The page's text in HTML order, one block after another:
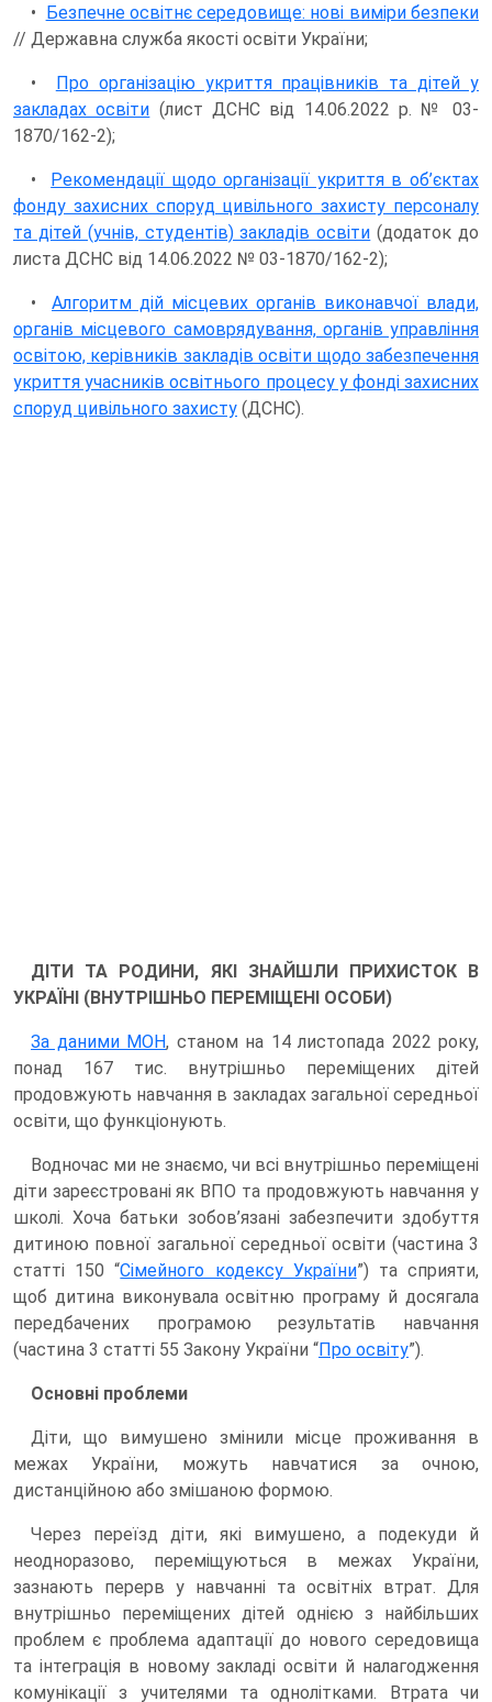
• Безпечне освітнє середовище: нові виміри безпеки
// Державна служба якості освіти України;
• Про організацію укриття працівників та дітей у
закладах освіти (лист ДСНС від 14.06.2022 р. № 03-
1870/162-2);
• Рекомендації щодо організації укриття в об’єктах
фонду захисних споруд цивільного захисту персоналу
та дітей (учнів, студентів) закладів освіти (додаток до
листа ДСНС від 14.06.2022 № 03-1870/162-2);
• Алгоритм дій місцевих органів виконавчої влади,
органів місцевого самоврядування, органів управління
освітою, керівників закладів освіти щодо забезпечення
укриття учасників освітнього процесу у фонді захисних
споруд цивільного захисту (ДСНС).
ДІТИ ТА РОДИНИ, ЯКІ ЗНАЙШЛИ ПРИХИСТОК В
УКРАЇНІ (ВНУТРІШНЬО ПЕРЕМІЩЕНІ ОСОБИ)
За даними МОН, станом на 14 листопада 2022 року,
понад 167 тис. внутрішньо переміщених дітей
продовжують навчання в закладах загальної середньої
освіти, що функціонують.
Водночас ми не знаємо, чи всі внутрішньо переміщені
діти зареєстровані як ВПО та продовжують навчання у
школі. Хоча батьки зобов’язані забезпечити здобуття
дитиною повної загальної середньої освіти (частина 3
статті 150 “Сімейного кодексу України”) та сприяти,
щоб дитина виконувала освітню програму й досягала
передбачених програмою результатів навчання
(частина 3 статті 55 Закону України “Про освіту”).
Основні проблеми
Діти, що вимушено змінили місце проживання в
межах України, можуть навчатися за очною,
дистанційною або змішаною формою.
Через переїзд діти, які вимушено, а подекуди й
неодноразово, переміщуються в межах України,
зазнають перерв у навчанні та освітніх втрат. Для
внутрішньо переміщених дітей однією з найбільших
проблем є проблема адаптації до нового середовища
та інтеграція в новому закладі освіти й налагодження
комунікації з учителями та однолітками. Втрата чи